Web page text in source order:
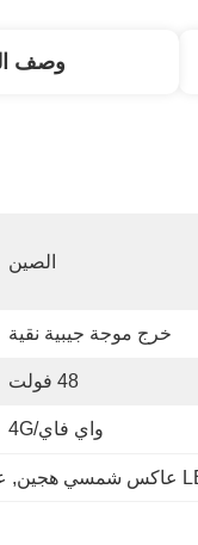
وصف
الصين
خرج موجة جيبية نقية
48 فولت
واي فاي/4G
,